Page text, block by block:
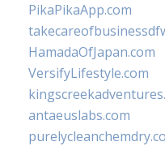
PikaPikaApp.com
HamadaOfJapan.com
VersifyLifestyle.com
antaeuslabs.com